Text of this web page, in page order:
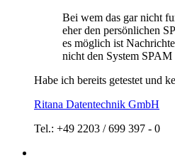
Bei wem das gar nicht
eher den persönlichen
es möglich ist
nicht den System SPAM
Habe ich bereits getestet und
Ritana Datentechnik GmbH
Tel.: +49 2203 / 699 397 - 0